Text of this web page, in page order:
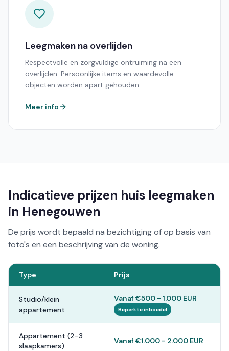
Leegmaken na overlijden
Respectvolle en zorgvuldige ontruiming na een
overlijden. Persoonlijke items en waardevolle
objecten worden apart gehouden.
Meer info
Indicatieve prijzen huis leegmaken
in Henegouwen
De prijs wordt bepaald na bezichtiging of op basis van
foto's en een beschrijving van de woning.
Type Prijs
Studio/klein
appartement
Vanaf €500 - 1.000 EUR
Beperkte inboedel
Appartement (2-3
slaapkamers)
Vanaf €1.000 - 2.000 EUR